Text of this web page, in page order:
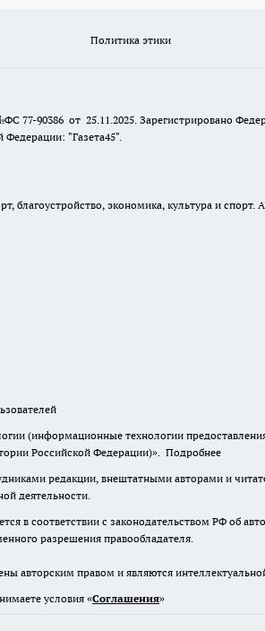
Политика этики
77-90386 от 25.11.2025. Зарегистрировано
Федерации: "Газета45".
экономика, культура и спорт.
(информационные технологии
Российской Федерации)». Подробнее
редакции, внештатными авторами и
деятельности.
в соответствии с законодательством РФ об
разрешения правообладателя.
авторским правом и являются
условия «Cоглашения»